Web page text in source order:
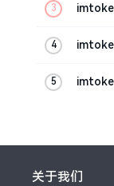
关于我们